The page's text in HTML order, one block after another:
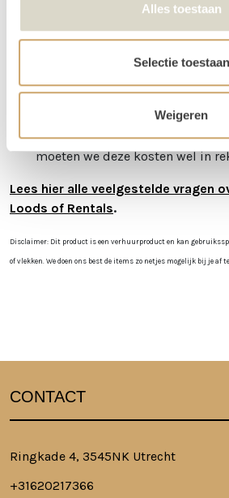
Alles toestaan
Selectie toestaan
Weigeren
Je kunt de items laten bezorgen
orderbedrag boven de €300
Is er iets beschadigd? Dat kan
moeten we deze kosten wel in
Lees hier alle veelgestelde vragen
Loods of Rentals.
Disclaimer: Dit product is een verhuurproduct en kan
of vlekken. We doen ons best de items zo netjes mogelijk bij je af te
CONTACT
Ringkade 4, 3545NK Utrecht
+31620217366